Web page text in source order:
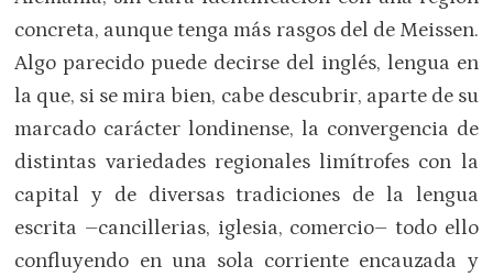
concreta, aunque tenga más rasgos del de Meissen.
Algo parecido puede decirse del inglés, lengua en
la que, si se mira bien, cabe descubrir, aparte de su
marcado carácter londinense, la convergencia de
distintas variedades regionales limítrofes con la
capital y de diversas tradiciones de la lengua
escrita –cancillerias, iglesia, comercio– todo ello
confluyendo en una sola corriente encauzada y